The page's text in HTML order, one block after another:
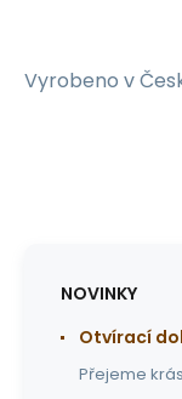
Vyrobeno v
NOVINKY
Otvírací
Přejeme